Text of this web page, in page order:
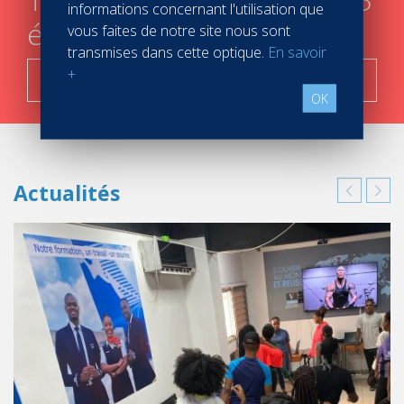
étapes
Actualités
informations concernant l'utilisation que
vous faites de notre site nous sont
transmises dans cette optique. En savoir
+
OK